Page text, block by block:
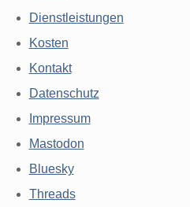
Dienstleistungen
Kosten
Kontakt
Datenschutz
Impressum
Mastodon
Bluesky
Threads